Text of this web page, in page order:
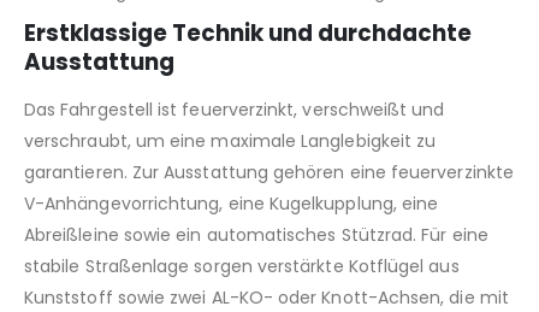
Erstklassige Technik und durchdachte
Ausstattung
Das Fahrgestell ist feuerverzinkt, verschweißt und
verschraubt, um eine maximale Langlebigkeit zu
garantieren. Zur Ausstattung gehören eine feuerverzinkte
V-Anhängevorrichtung, eine Kugelkupplung, eine
Abreißleine sowie ein automatisches Stützrad. Für eine
stabile Straßenlage sorgen verstärkte Kotflügel aus
Kunststoff sowie zwei AL-KO- oder Knott-Achsen, die mit